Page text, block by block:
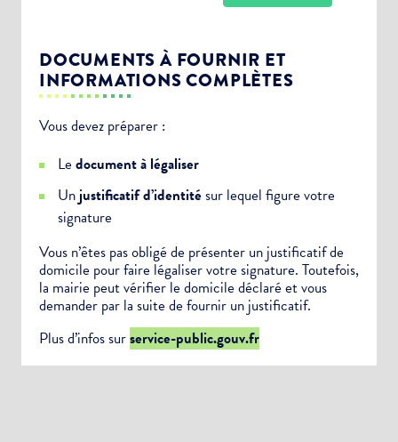
DOCUMENTS À FOURNIR ET
INFORMATIONS COMPLÈTES
Vous devez préparer :
Le document à légaliser
Un justificatif d’identitésur lequel figure votre
signature
Vous n’êtes pas obligé de présenter un justificatif de
domicile pour faire légaliser votre signature. Toutefois,
la mairie peut vérifier le domicile déclaré et vous
demander par la suite de fournir un justificatif.
Plus d’infos surservice-public.gouv.fr
Newsletter Culture